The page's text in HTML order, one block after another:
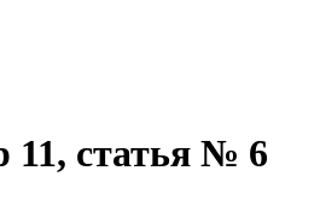
11, статья № 6